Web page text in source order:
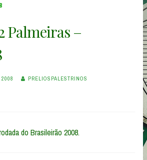
Palmeiras –
PRELIOSPALESTRINOS
do Brasileirão 2008.